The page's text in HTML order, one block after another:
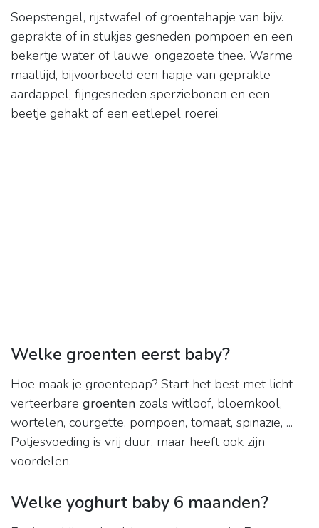
Soepstengel, rijstwafel of groentehapje van bijv.
geprakte of in stukjes gesneden pompoen en een
bekertje water of lauwe, ongezoete thee. Warme
maaltijd, bijvoorbeeld een hapje van geprakte
aardappel, fijngesneden sperziebonen en een
beetje gehakt of een eetlepel roerei.
Welke groenten eerst baby?
Hoe maak je groentepap? Start het best met licht
verteerbare groenten zoals witloof, bloemkool,
wortelen, courgette, pompoen, tomaat, spinazie, ...
Potjesvoeding is vrij duur, maar heeft ook zijn
voordelen.
Welke yoghurt baby 6 maanden?